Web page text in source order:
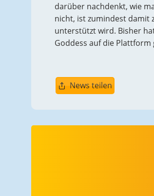
darüber nachdenkt, wie
nicht, ist zumindest damit
unterstützt wird. Bisher
Goddess auf die Plattform
News teilen